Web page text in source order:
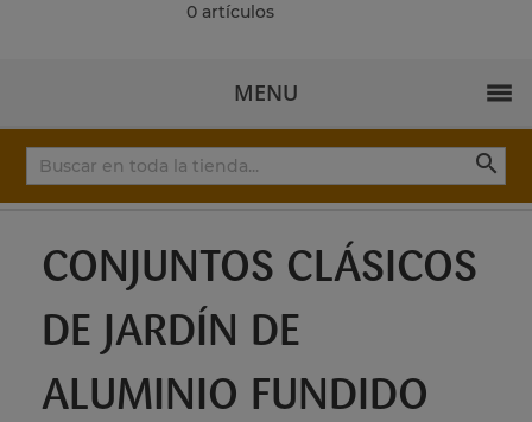
0 artículos
MENU

CONJUNTOS CLÁSICOS
DE JARDÍN DE
ALUMINIO FUNDIDO